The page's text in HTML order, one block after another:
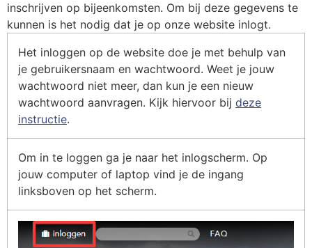
Nieuws
Agenda
Webshop
Contact
inschrijven op bijeenkomsten. Om bij deze gegevens te
kunnen is het nodig dat je op onze website inlogt.
Het inloggen op de website doe je met behulp van
je gebruikersnaam en wachtwoord. Weet je jouw
wachtwoord niet meer, dan kun je een nieuw
wachtwoord aanvragen. Kijk hiervoor bij deze
instructie.
Om in te loggen ga je naar het inlogscherm. Op
jouw computer of laptop vind je de ingang
linksboven op het scherm.